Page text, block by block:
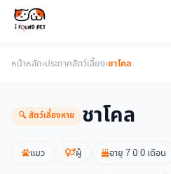
หน้าหลัก›ประกาศสัตว์เลี้ยง›ชาโคล
🔍 สัตว์เลี้ยงหาย ชาโคล
แมว ผู้ อายุ 7 ปี 0 เดือน